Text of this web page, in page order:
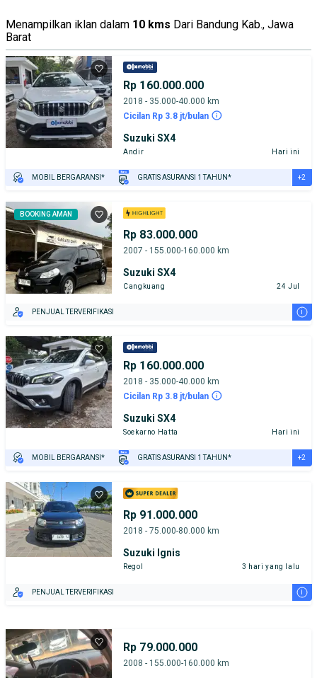
Menampilkan iklan dalam 10 kms Dari Bandung Kab., Jawa
Barat
Rp 160.000.000
2018 - 35.000-40.000 km
Cicilan Rp 3.8 jt/bulan
Suzuki SX4
Andir Hari ini
MOBIL BERGARANSI* GRATIS ASURANSI 1 TAHUN* +2
BOOKING AMAN
Rp 83.000.000
2007 - 155.000-160.000 km
Suzuki SX4
Cangkuang 24 Jul
PENJUAL TERVERIFIKASI i
Rp 160.000.000
2018 - 35.000-40.000 km
Cicilan Rp 3.8 jt/bulan
Suzuki SX4
Soekarno Hatta Hari ini
MOBIL BERGARANSI* GRATIS ASURANSI 1 TAHUN* +2
Rp 91.000.000
2018 - 75.000-80.000 km
Suzuki Ignis
Regol 3 hari yang lalu
PENJUAL TERVERIFIKASI i
Rp 79.000.000
2008 - 155.000-160.000 km